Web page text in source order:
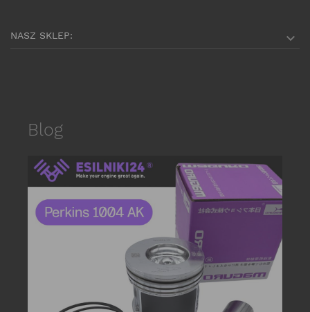
NASZ SKLEP: 
Blog